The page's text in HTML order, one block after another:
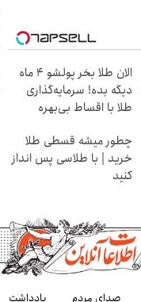
الان طلا بخر پولشو 4 ماه
دیگه بده! سرمایه‌گذاری
طلا با اقساط بی‌بهره
چطور میشه قسطی طلا
خرید | با طلاسی پس انداز
کنید
صدای مردم یادداشت